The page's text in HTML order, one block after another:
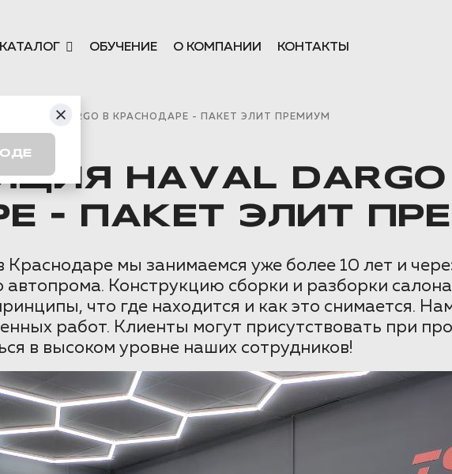
КАТАЛОГ ОБУЧЕНИЕ О КОМПАНИИ КОНТАКТЫ
HAVAL DARGO В КРАСНОДАРЕ - ПАКЕТ ЭЛИТ ПРЕМИУМ
HAVAL DARGO
- ПАКЕТ ЭЛИТ
мы занимаемся уже более 10 лет и
автопрома. Конструкцию сборки и разборки
что где находится и как это снимается.
работ. Клиенты могут присутствовать при
в высоком уровне наших сотрудников!